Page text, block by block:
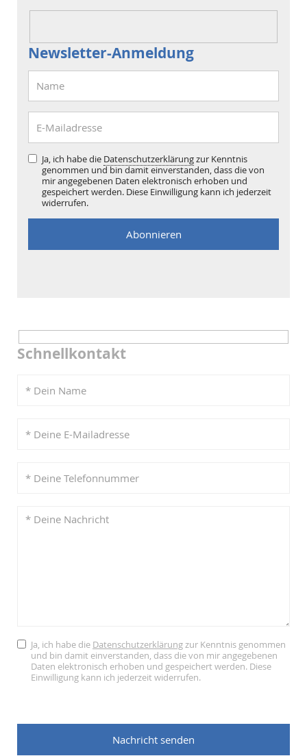
Newsletter-Anmeldung
Ja, ich habe die Datenschutzerklärungzur Kenntnis
genommen und bin damit einverstanden, dass die von
mir angegebenen Daten elektronisch erhoben und
gespeichert werden. Diese Einwilligung kann ich jederzeit
widerrufen.
Schnellkontakt
Ja, ich habe die Datenschutzerklärungzur Kenntnis genommen
und bin damit einverstanden, dass die von mir angegebenen
Daten elektronisch erhoben und gespeichert werden. Diese
Einwilligung kann ich jederzeit widerrufen.